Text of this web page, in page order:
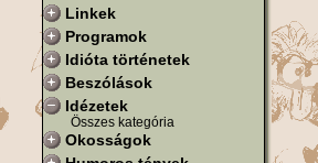
Linkek
Programok
Idióta történetek
Beszólások
Idézetek
Összes kategória
Okosságok